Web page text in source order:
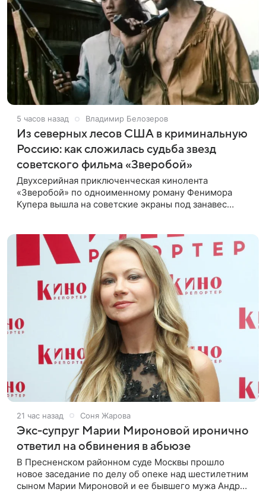
5 часов назад Владимир Белозеров
Из северных лесов США в криминальную
Россию: как сложилась судьба звезд
советского фильма «Зверобой»
Двухсерийная приключенческая кинолента
«Зверобой» по одноименному роману Фенимора
Купера вышла на советские экраны под занавес
21 час назад Соня Жарова
Экс-супруг Марии Мироновой иронично
ответил на обвинения в абьюзе
В Пресненском районном суде Москвы прошло
новое заседание по делу об опеке над шестилетним
сыном Марии Мироновой и ее бывшего мужа Андрея